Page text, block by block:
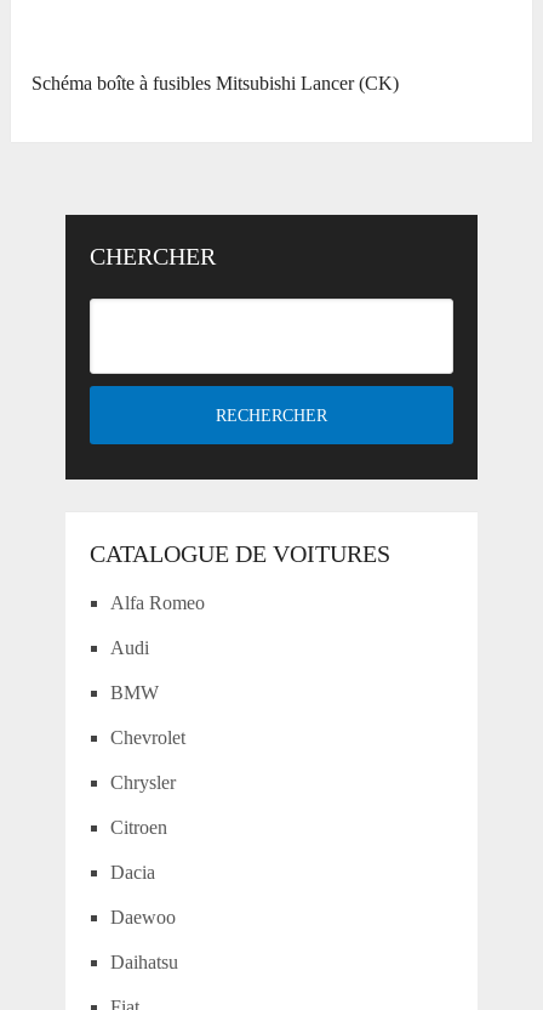
Schéma boîte à fusibles Mitsubishi Lancer (CK)
CHERCHER
CATALOGUE DE VOITURES
Alfa Romeo
Audi
BMW
Chevrolet
Chrysler
Citroen
Dacia
Daewoo
Daihatsu